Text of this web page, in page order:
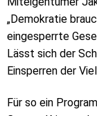
„Demokratie
eingesperrte
Lässt sich der
Einsperren der
Für so ein